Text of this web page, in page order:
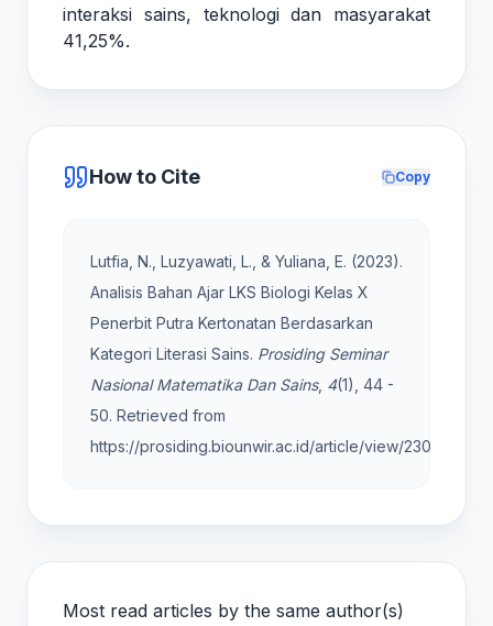
interaksi sains, teknologi dan masyarakat
41,25%.
How to Cite Copy
Lutfia, N., Luzyawati, L., & Yuliana, E. (2023).
Analisis Bahan Ajar LKS Biologi Kelas X
Penerbit Putra Kertonatan Berdasarkan
Kategori Literasi Sains. Prosiding Seminar
Nasional Matematika Dan Sains, 4(1), 44 -
50. Retrieved from
https://prosiding.biounwir.ac.id/article/view/230
Most read articles by the same author(s)